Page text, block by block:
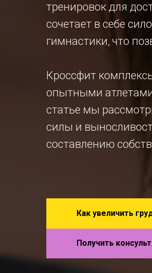
тренировок для
сочетает в себе
гимнастики, что
Кроссфит
опытными
статье мы
силы и
составлению
Как увеличить
Получить